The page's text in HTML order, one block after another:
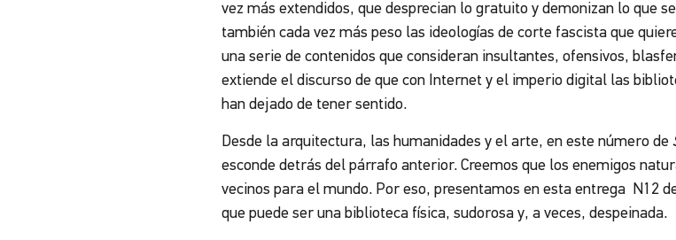
vez más extendidos, que desprecian lo gratuito y demonizan lo que
también cada vez más peso las ideologías de corte fascista que
una serie de contenidos que consideran insultantes, ofensivos,
extiende el discurso de que con Internet y el imperio digital las
han dejado de tener sentido.
Desde la arquitectura, las humanidades y el arte, en este número de
esconde detrás del párrafo anterior. Creemos que los enemigos
vecinos para el mundo. Por eso, presentamos en esta entrega N12
que puede ser una biblioteca física, sudorosa y, a veces, despeinada.